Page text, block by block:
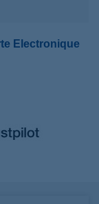
Electronique